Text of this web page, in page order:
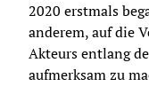
2020 erstmals
anderem, auf die
Akteurs entlang
aufmerksam zu